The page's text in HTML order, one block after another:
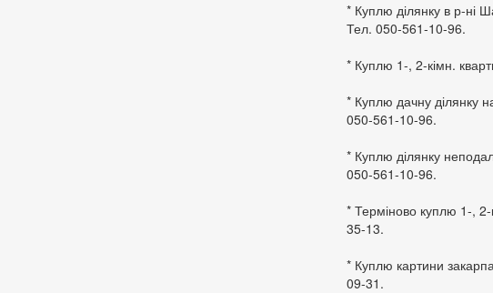
* Куплю ділянку в р-ні
Тел. 050-561-10-96.
* Куплю 1-, 2-кімн.
* Куплю дачну ділянку
050-561-10-96.
* Куплю ділянку
050-561-10-96.
* Терміново куплю 1-,
35-13.
* Куплю картини
09-31.